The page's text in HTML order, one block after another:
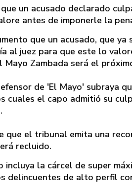
un acusado declarado
antes de imponerle la
que un acusado, que
al juez para que este lo
Zambada será el
de 'El Mayo' subraya
el capo admitió su
que el tribunal emita una
recluido.
incluya la cárcel de super
delincuentes de alto perfil